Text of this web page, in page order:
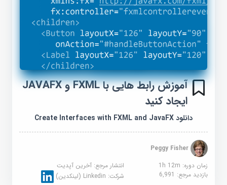
آموزش رابط هایی با FXML و JAVAFX
ایجاد کنید
دانلود Create Interfaces with FXML and JavaFX
Peggy Fisher
زمان دوره: 1h 12m
انتشار مرجع:آخرین آپدیت
بازدید مرجع:6,991 شرکت:Linkedin (لینکدین)